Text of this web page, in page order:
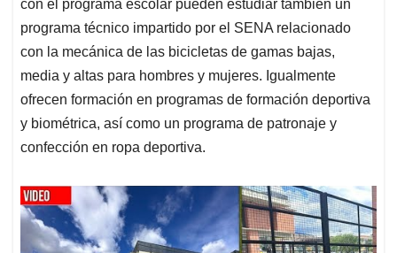
con el programa escolar pueden estudiar también un
programa técnico impartido por el SENA relacionado
con la mecánica de las bicicletas de gamas bajas,
media y altas para hombres y mujeres. Igualmente
ofrecen formación en programas de formación deportiva
y biométrica, así como un programa de patronaje y
confección en ropa deportiva.